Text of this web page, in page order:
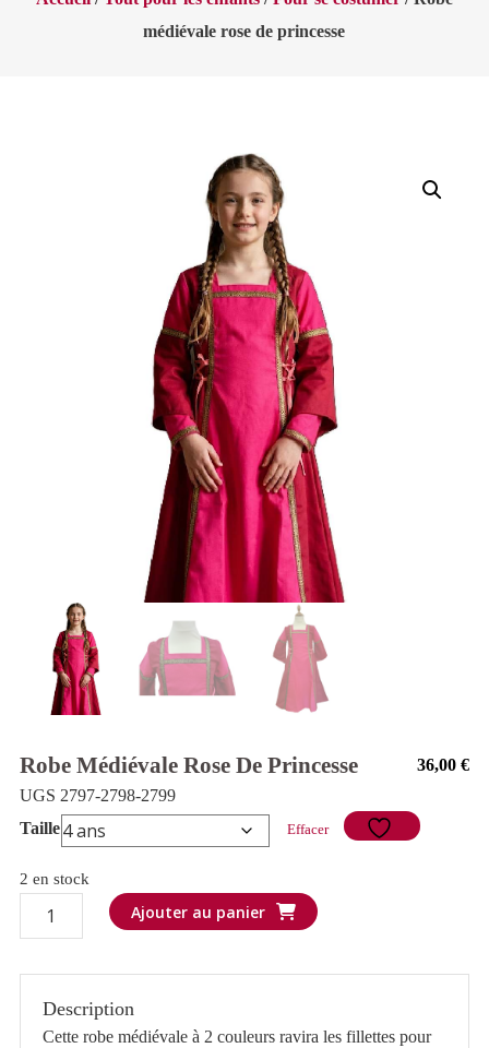
médiévale rose de princesse
Robe Médiévale Rose De Princesse 36,00€
UGS 2797-2798-2799
Taille
Effacer
2 en stock
quantité
de
médiévale
rose
Ajouter au panier
Description
Cette robe médiévale à 2 couleurs ravira les fillettes pour